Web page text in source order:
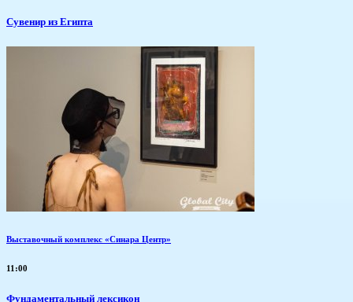
Сувенир из Египта
Выставочный комплекс «Синара Центр»
11:00
Фундаментальный лексикон